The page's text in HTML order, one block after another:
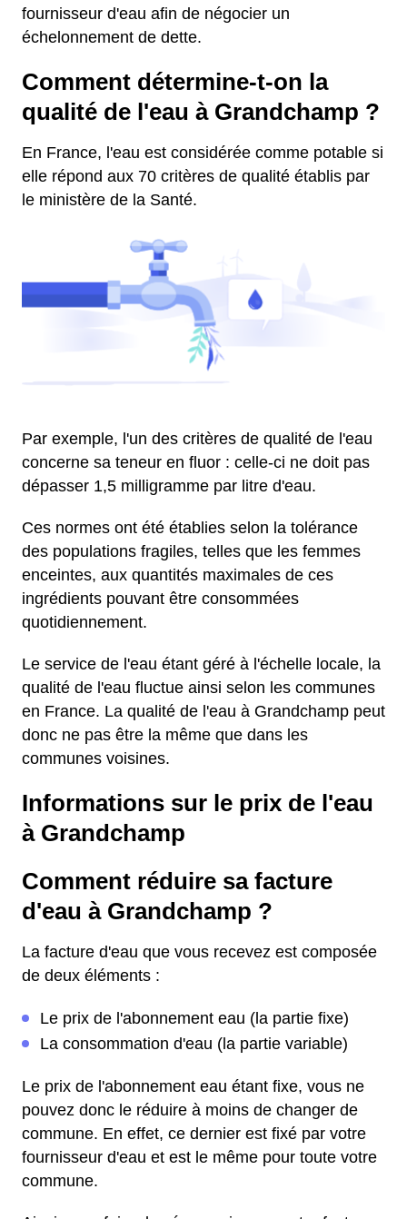
fournisseur d'eau afin de négocier un
échelonnement de dette.
Comment détermine-t-on la
qualité de l'eau à Grandchamp ?
En France, l'eau est considérée comme potable si
elle répond aux 70 critères de qualité établis par
le ministère de la Santé.
Par exemple, l'un des critères de qualité de l'eau
concerne sa teneur en fluor : celle-ci ne doit pas
dépasser 1,5 milligramme par litre d'eau.
Ces normes ont été établies selon la tolérance
des populations fragiles, telles que les femmes
enceintes, aux quantités maximales de ces
ingrédients pouvant être consommées
quotidiennement.
Le service de l'eau étant géré à l'échelle locale, la
qualité de l'eau fluctue ainsi selon les communes
en France. La qualité de l'eau à Grandchamp peut
donc ne pas être la même que dans les
communes voisines.
Informations sur le prix de l'eau
à Grandchamp
Comment réduire sa facture
d'eau à Grandchamp ?
La facture d'eau que vous recevez est composée
de deux éléments :
Le prix de l'abonnement eau (la partie fixe)
La consommation d'eau (la partie variable)
Le prix de l'abonnement eau étant fixe, vous ne
pouvez donc le réduire à moins de changer de
commune. En effet, ce dernier est fixé par votre
fournisseur d'eau et est le même pour toute votre
commune.